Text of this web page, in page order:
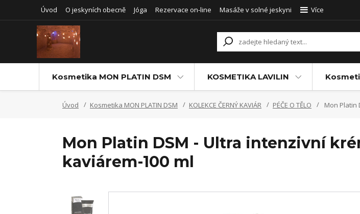
Úvod O jeskyních obecně Jóga Rezervace on-line Masáže v solné jeskyni Více
Kosmetika MON PLATIN DSM KOSMETIKA LAVILIN
Úvod Kosmetika MON PLATIN DSM KOLEKCE ČERNÝ KAVIÁR PÉČE O TĚLO Mon Platin
Mon Platin DSM - Ultra intenzivní
kaviárem-100 ml